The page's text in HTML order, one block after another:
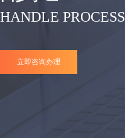
HANDLE PROCESS
立即咨询办理